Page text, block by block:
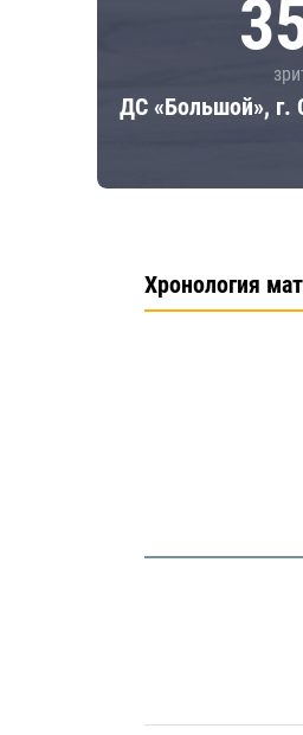
ДС «Большой», г.
Хронология